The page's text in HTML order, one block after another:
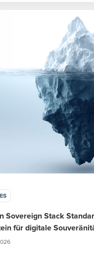
Sovereign Stack
für digitale